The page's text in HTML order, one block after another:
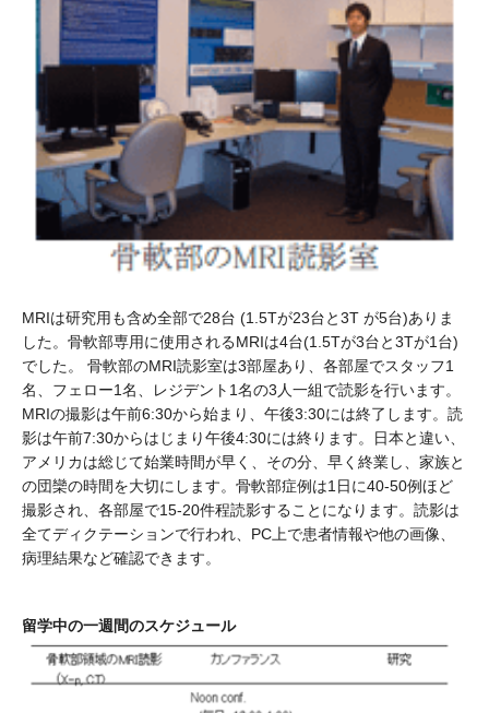
MRIは研究用も含め全部で28台 (1.5Tが23台と3T が5台)ありま
した。骨軟部専用に使用されるMRIは4台(1.5Tが3台と3Tが1台)
でした。 骨軟部のMRI読影室は3部屋あり、各部屋でスタッフ1
名、フェロー1名、レジデント1名の3人一組で読影を行います。
MRIの撮影は午前6:30から始まり、午後3:30には終了します。読
影は午前7:30からはじまり午後4:30には終ります。日本と違い、
アメリカは総じて始業時間が早く、その分、早く終業し、家族と
の団欒の時間を大切にします。骨軟部症例は1日に40-50例ほど
撮影され、各部屋で15-20件程読影することになります。読影は
全てディクテーションで行われ、PC上で患者情報や他の画像、
病理結果など確認できます。
留学中の一週間のスケジュール